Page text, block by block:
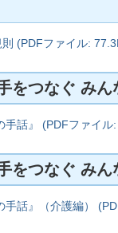
(PDFファイル:
をつなぐ みん
手話』 (PDFファイル
をつなぐ みん
手話』（介護編）